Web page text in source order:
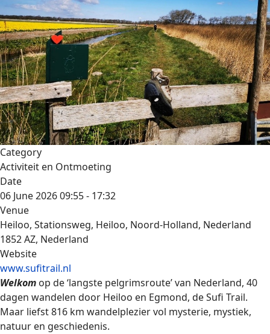
Category
Activiteit en Ontmoeting
Date
06 June 202609:55- 17:32
Venue
Heiloo, Stationsweg, Heiloo, Noord-Holland, Nederland
1852 AZ, Nederland
Website
www.sufitrail.nl
Welkom op de ‘langste pelgrimsroute’ van Nederland, 40
dagen wandelen door Heiloo en Egmond, de Sufi Trail.
Maar liefst 816 km wandelplezier vol mysterie, mystiek,
natuur en geschiedenis.